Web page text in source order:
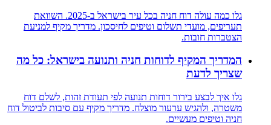
גלו כמה עולה דוח חניה בכל עיר בישראל ב-2025. השוואת
תעריפים, מועדי תשלום וטיפים לחיסכון. מדריך מקיף למניעת
הצטברות חובות.
המדריך המקיף לדוחות חניה ותנועה בישראל: כל מה
שצריך לדעת
גלו איך לבצע בירור דוחות תנועה לפי תעודת זהות, לשלם דוח
משטרה, ולהגיש ערעור מוצלח. מדריך מקיף עם סיבות לביטול דוח
חניה וטיפים מעשיים.